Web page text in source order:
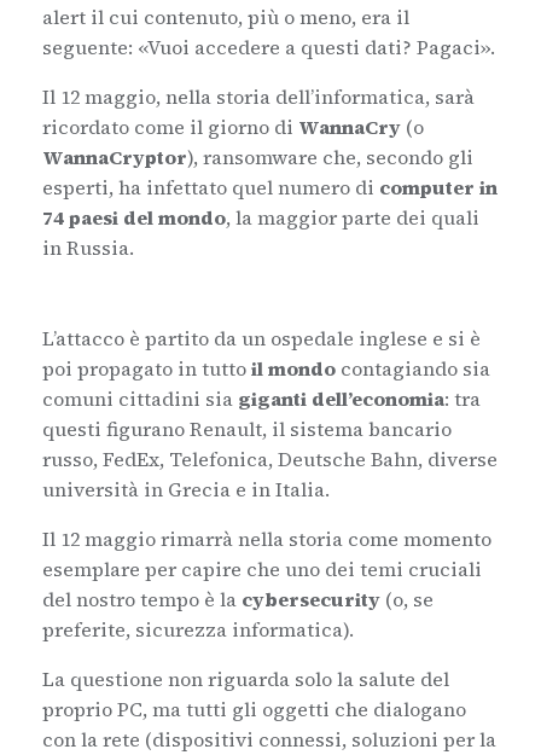
alert il cui contenuto, più o meno, era il
seguente: «Vuoi accedere a questi dati? Pagaci».
Il 12 maggio, nella storia dell’informatica, sarà
ricordato come il giorno di WannaCry (o
WannaCryptor), ransomware che, secondo gli
esperti, ha infettato quel numero di computer in
74 paesi del mondo, la maggior parte dei quali
in Russia.
L’attacco è partito da un ospedale inglese e si è
poi propagato in tuttoil mondo contagiando sia
comuni cittadini sia giganti dell’economia: tra
questi figurano Renault, il sistema bancario
russo, FedEx, Telefonica, Deutsche Bahn, diverse
università in Grecia e in Italia.
Il 12 maggio rimarrà nella storia come momento
esemplare per capire che uno dei temi cruciali
del nostro tempo è la cybersecurity (o, se
preferite, sicurezza informatica).
La questione non riguarda solo la salute del
proprio PC, ma tutti gli oggetti che dialogano
con la rete (dispositivi connessi, soluzioni per la